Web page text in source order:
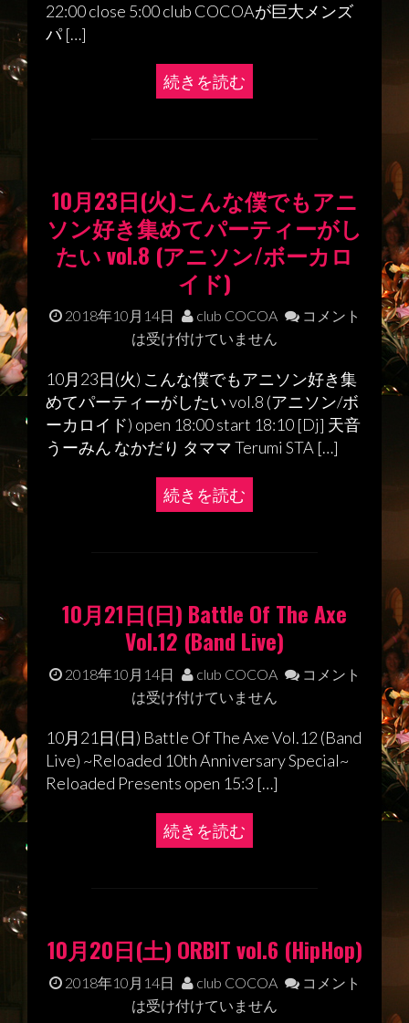
22:00 close 5:00 club COCOAが巨大メンズ
パ […]
続きを読む
10月23日(火)こんな僕でもアニ
ソン好き集めてパーティーがし
たい vol.8 (アニソン/ボーカロ
イド)
2018年10月14日 club COCOA
コメント
は受け付けていません
10月23日(火) こんな僕でもアニソン好き集
めてパーティーがしたい vol.8 (アニソン/ボ
ーカロイド) open 18:00 start 18:10 [Dj] 天音
うーみん なかだり タママ Terumi STA […]
続きを読む
10月21日(日) Battle Of The Axe
Vol.12 (Band Live)
2018年10月14日 club COCOA
コメント
は受け付けていません
10月21日(日) Battle Of The Axe Vol.12 (Band
Live) ~Reloaded 10th Anniversary Special~
Reloaded Presents open 15:3 […]
続きを読む
10月20日(土) ORBIT vol.6 (HipHop)
2018年10月14日 club COCOA
コメント
は受け付けていません